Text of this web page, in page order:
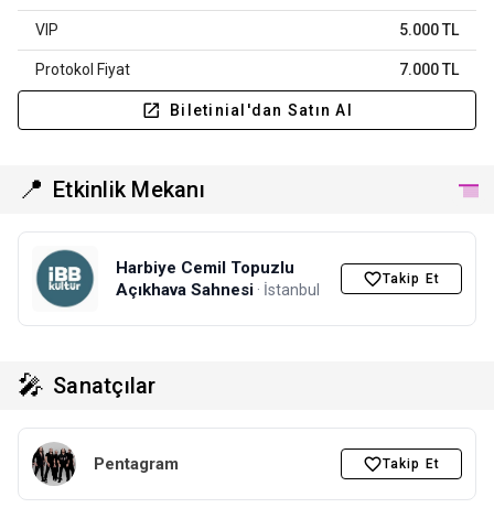
VIP 5.000 TL
Protokol Fiyat 7.000 TL
Biletinial'dan Satın Al
📍 Etkinlik Mekanı
Harbiye Cemil Topuzlu
Açıkhava Sahnesi · İstanbul
Takip Et
🎤 Sanatçılar
Pentagram Takip Et